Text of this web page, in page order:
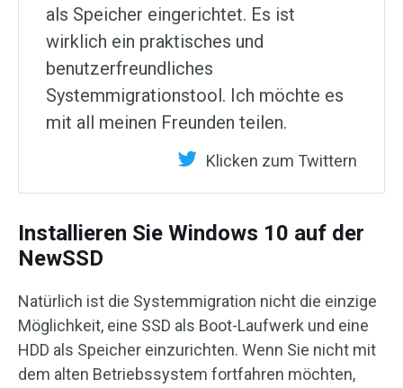
als Speicher eingerichtet. Es ist
wirklich ein praktisches und
benutzerfreundliches
Systemmigrationstool. Ich möchte es
mit all meinen Freunden teilen.
Klicken zum Twittern
Installieren Sie Windows 10 auf der
NewSSD
Natürlich ist die Systemmigration nicht die einzige
Möglichkeit, eine SSD als Boot-Laufwerk und eine
HDD als Speicher einzurichten. Wenn Sie nicht mit
dem alten Betriebssystem fortfahren möchten,